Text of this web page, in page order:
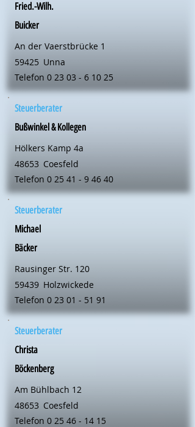
Fried.-Wilh.
Buicker
An der Vaerstbrücke 1
59425 Unna
Telefon 0 23 03 - 6 10 25
Steuerberater
Bußwinkel & Kollegen
Hölkers Kamp 4a
48653 Coesfeld
Telefon 0 25 41 - 9 46 40
Steuerberater
Michael
Bäcker
Rausinger Str. 120
59439 Holzwickede
Telefon 0 23 01 - 51 91
Steuerberater
Christa
Böckenberg
Am Bühlbach 12
48653 Coesfeld
Telefon 0 25 46 - 14 15